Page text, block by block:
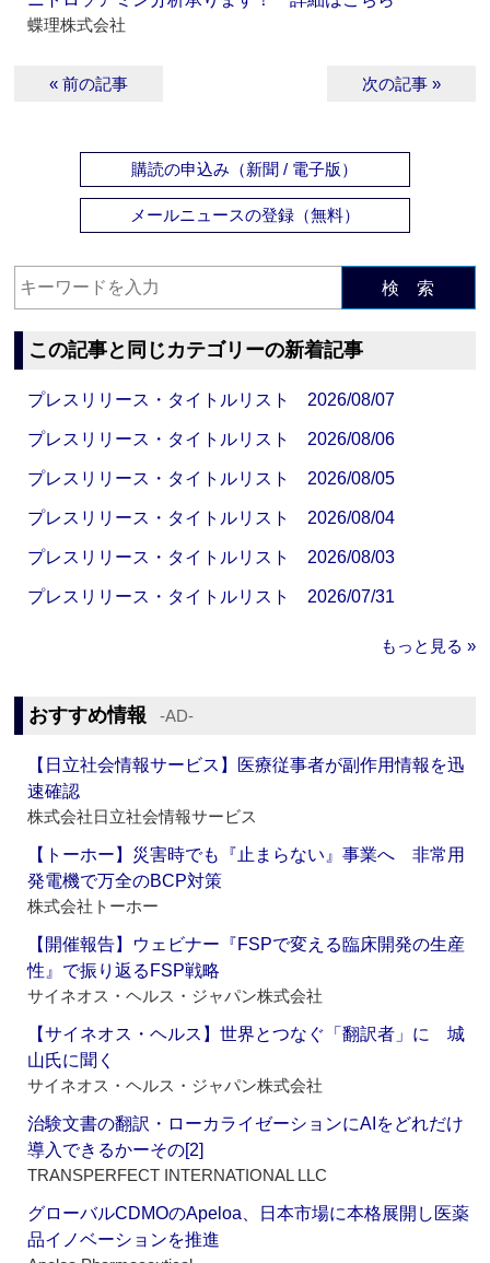
蝶理株式会社
« 前の記事 次の記事 »
購読の申込み（新聞 / 電子版）
メールニュースの登録（無料）
検 索
この記事と同じカテゴリーの新着記事
プレスリリース・タイトルリスト 2026/08/07
プレスリリース・タイトルリスト 2026/08/06
プレスリリース・タイトルリスト 2026/08/05
プレスリリース・タイトルリスト 2026/08/04
プレスリリース・タイトルリスト 2026/08/03
プレスリリース・タイトルリスト 2026/07/31
もっと見る »
おすすめ情報 ‐AD‐
【日立社会情報サービス】医療従事者が副作用情報を迅
速確認
株式会社日立社会情報サービス
【トーホー】災害時でも『止まらない』事業へ 非常用
発電機で万全のBCP対策
株式会社トーホー
【開催報告】ウェビナー『FSPで変える臨床開発の生産
性』で振り返るFSP戦略
サイネオス・ヘルス・ジャパン株式会社
【サイネオス・ヘルス】世界とつなぐ「翻訳者」に 城
山氏に聞く
サイネオス・ヘルス・ジャパン株式会社
治験文書の翻訳・ローカライゼーションにAIをどれだけ
導入できるかーその[2]
TRANSPERFECT INTERNATIONAL LLC
グローバルCDMOのApeloa、日本市場に本格展開し医薬
品イノベーションを推進